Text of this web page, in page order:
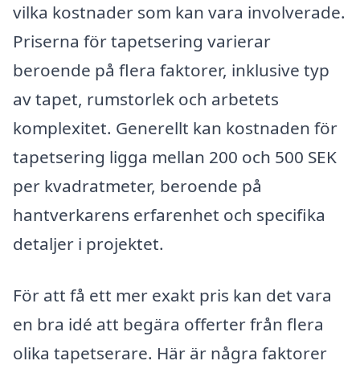
vilka kostnader som kan vara involverade.
Priserna för tapetsering varierar
beroende på flera faktorer, inklusive typ
av tapet, rumstorlek och arbetets
komplexitet. Generellt kan kostnaden för
tapetsering ligga mellan 200 och 500 SEK
per kvadratmeter, beroende på
hantverkarens erfarenhet och specifika
detaljer i projektet.
För att få ett mer exakt pris kan det vara
en bra idé att begära offerter från flera
olika tapetserare. Här är några faktorer